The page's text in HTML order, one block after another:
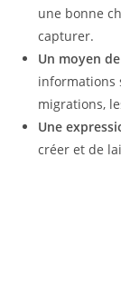
une bonne
capturer.
Un moyen
informations
migrations,
Une
créer et de